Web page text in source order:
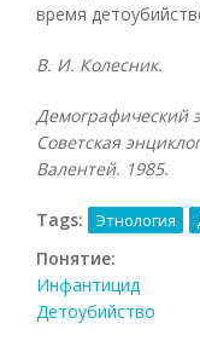
время
В. И. Колесник.
Демографический
Советская
Валентей. 1985.
Tags: Этнология
Понятие:
Инфантицид
Детоубийство